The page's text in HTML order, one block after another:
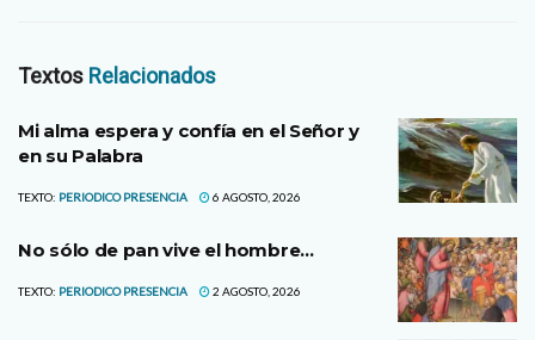
Textos Relacionados
Mi alma espera y confía en el Señor y
en su Palabra
TEXTO: PERIODICO PRESENCIA 6 AGOSTO, 2026
No sólo de pan vive el hombre…
TEXTO: PERIODICO PRESENCIA 2 AGOSTO, 2026